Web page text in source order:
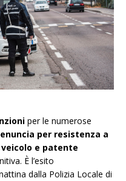
per le numerose
per resistenza a
e patente
È l’esito
dalla Polizia Locale di